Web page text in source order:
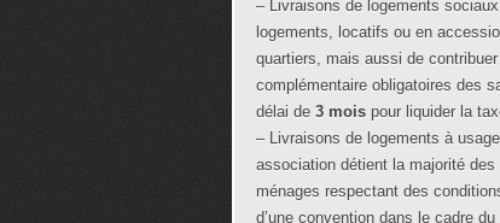
– Livraisons de logements
logements, locatifs ou en
quartiers, mais aussi de
complémentaire obligatoires des
délai de 3 mois pour liquider la
– Livraisons de logements à
association détient la majorité
ménages respectant des
d’une convention dans le cadre